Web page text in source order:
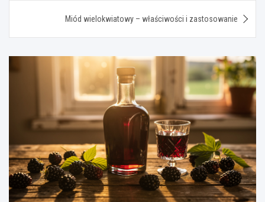
Miód wielokwiatowy – właściwości i zastosowanie